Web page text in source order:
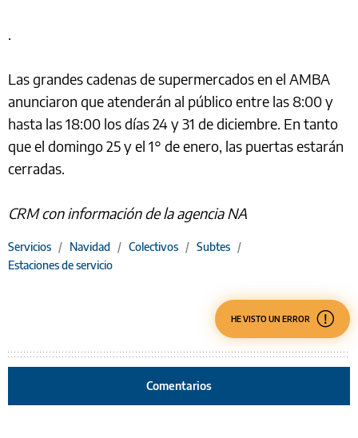
.
Las grandes cadenas de supermercados en el AMBA
anunciaron que atenderán al público entre las 8:00 y
hasta las 18:00 los días 24 y 31 de diciembre. En tanto
que el domingo 25 y el 1° de enero, las puertas estarán
cerradas.
CRM con información de la agencia NA
Servicios / Navidad / Colectivos / Subtes /
Estaciones de servicio
HE VISTO UN ERROR
Comentarios